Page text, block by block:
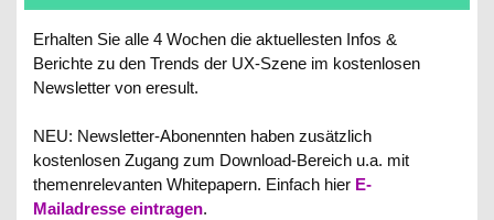
Erhalten Sie alle 4 Wochen die aktuellesten Infos &
Berichte zu den Trends der UX-Szene im kostenlosen
Newsletter von eresult.
NEU: Newsletter-Abonennten haben zusätzlich
kostenlosen Zugang zum Download-Bereich u.a. mit
themenrelevanten Whitepapern. Einfach hier E-
Mailadresse eintragen.